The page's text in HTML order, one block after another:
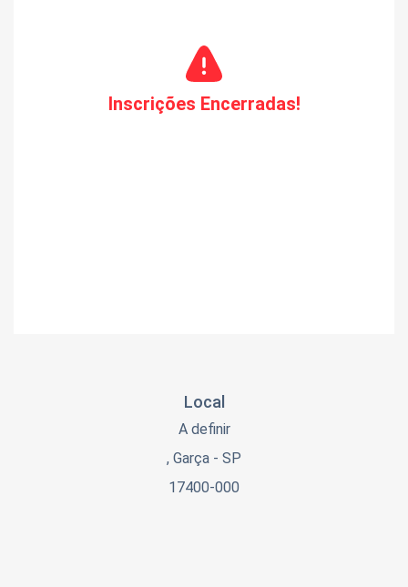
Inscrições Encerradas!
Local
A definir
, Garça - SP
17400-000